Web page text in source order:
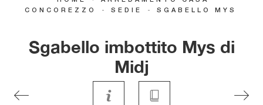
CONCOREZZO
- SEDIE - SGABELLO MYS
Sgabello imbottito Mys di
Midj